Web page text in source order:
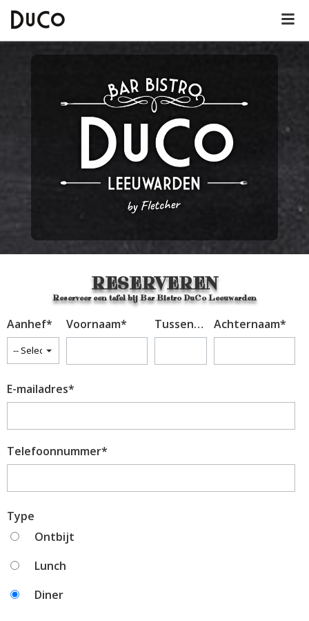
Over DuCo Leeuwarden
Lunchkaart
Dinerkaart
Kinderkaart
Drankenkaart
RESERVEREN
Reserveer een tafel bij Bar Bistro DuCo Leeuwarden
Aanhef* Voornaam* Tussenvoegsel Achternaam*
E-mailadres*
Telefoonnummer*
Type
Ontbijt
Lunch
Diner